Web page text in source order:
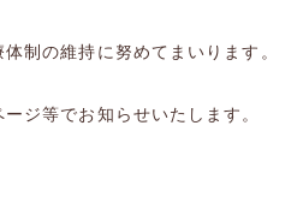
制の維持に努めてまいります。
ジ等でお知らせいたします。